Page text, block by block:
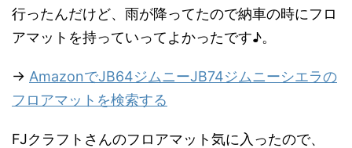
行ったんだけど、雨が降ってたので納車の時にフロ
アマットを持っていってよかったです♪。
→ AmazonでJB64ジムニーJB74ジムニーシエラの
フロアマットを検索する
FJクラフトさんのフロアマット気に入ったので、